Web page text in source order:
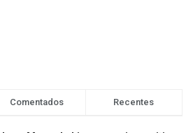
Comentados Recentes